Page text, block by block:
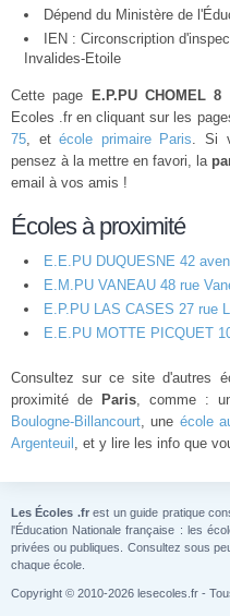
Dépend du Ministère de
IEN : Circonscription
Invalides-Etoile
Cette page E.P.PU CHOMEL 8
Ecoles .fr en cliquant sur les
75, etécole primaire Paris. Si
pensez à la mettre en favori, la
email à vos amis !
Écoles à proximité
E.E.PU DUQUESNE 42
E.M.PU VANEAU 48 rue
E.P.PU LAS CASES 27 rue
E.E.PU MOTTE PICQUET
Consultez sur ce site d'autres
proximité de
Paris, comme :
Boulogne-Billancourt, une école
Argenteuil , et y lire les info que
Les Écoles .frest un guide pratique
l'Éducation Nationale française : les
privées ou publiques. Consultez sous
chaque école.
Copyright © 2010-2026 lesecoles.fr -